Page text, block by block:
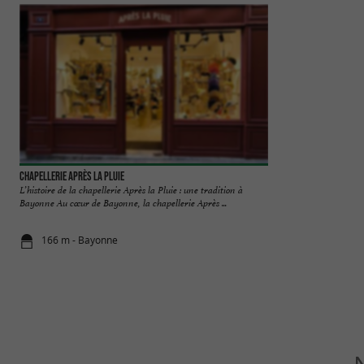
Chapellerie Après La Pluie
L’histoire de la chapellerie Après la Pluie : une tradition à
Bayonne Au cœur de Bayonne, la chapellerie Après ...
166 m - Bayonne